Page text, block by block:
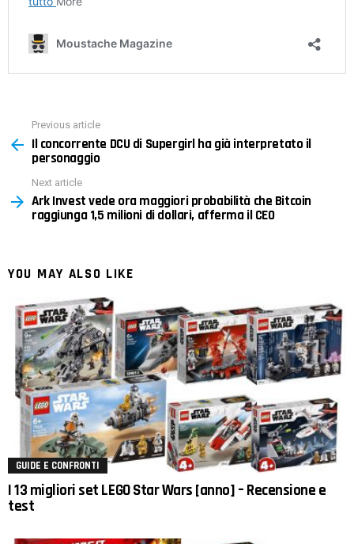
more
Previous article
Il concorrente DCU di Supergirl ha già interpretato il
personaggio
Next article
Ark Invest vede ora maggiori probabilità che Bitcoin
raggiunga 1,5 milioni di dollari, afferma il CEO
YOU MAY ALSO LIKE
GUIDE E CONFRONTI
I 13 migliori set LEGO Star Wars [anno] – Recensione e
test